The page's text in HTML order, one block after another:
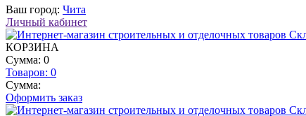
Ваш город: Чита
Личный кабинет
КОРЗИНА
Сумма: 0
Товаров: 0
Сумма:
Оформить заказ